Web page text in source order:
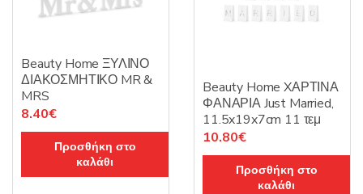
Beauty Home ΞΥΛΙΝΟ
ΔΙΑΚΟΣΜΗΤΙΚΟ MR &
MRS
8.40€
Προσθήκη στο
καλάθι
Beauty Home XΑΡΤΙΝΑ
ΦΑΝΑΡΙΑ Just Married,
11.5x19x7cm 11 τεμ
10.80€
Προσθήκη στο
καλάθι